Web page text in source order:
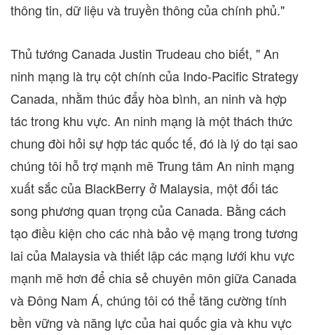
thông tin, dữ liệu và truyền thông của chính phủ."
Thủ tướng Canada Justin Trudeau cho biết, " An
ninh mạng là trụ cột chính của Indo-Pacific Strategy
Canada, nhằm thúc đẩy hòa bình, an ninh và hợp
tác trong khu vực. An ninh mạng là một thách thức
chung đòi hỏi sự hợp tác quốc tế, đó là lý do tại sao
chúng tôi hỗ trợ mạnh mẽ Trung tâm An ninh mạng
xuất sắc của BlackBerry ở Malaysia, một đối tác
song phương quan trọng của Canada. Bằng cách
tạo điều kiện cho các nhà bảo vệ mạng trong tương
lai của Malaysiavà thiết lập các mạng lưới khu vực
mạnh mẽ hơn để chia sẻ chuyên môn giữa Canada
và Đông Nam Á, chúng tôi có thể tăng cường tính
bền vững và năng lực của hai quốc gia và khu vực